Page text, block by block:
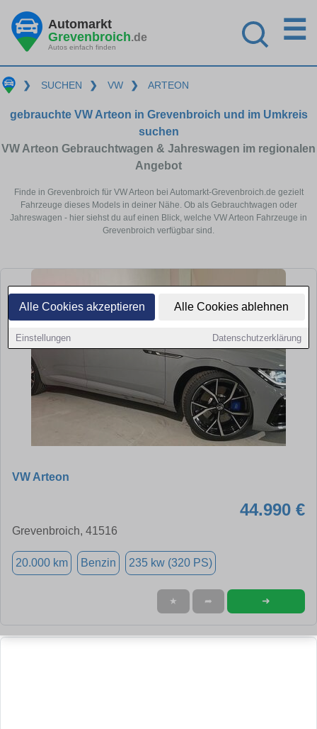
Alle Cookies akzeptieren Alle Cookies ablehnen
Einstellungen Datenschutzerklärung
Automarkt
Grevenbroich.de
Autos einfach finden
☰
❯ SUCHEN ❯ VW ❯ ARTEON
gebrauchte VW Arteon in Grevenbroich und im Umkreis
suchen
VW Arteon Gebrauchtwagen & Jahreswagen im regionalen
Angebot
Finde in Grevenbroich für VW Arteon bei Automarkt-Grevenbroich.de gezielt
Fahrzeuge dieses Models in deiner Nähe. Ob als Gebrauchtwagen oder
Jahreswagen - hier siehst du auf einen Blick, welche VW Arteon Fahrzeuge in
Grevenbroich verfügbar sind.
VW Arteon
44.990 €
Grevenbroich, 41516
20.000 km Benzin 235 kw (320 PS)
★ ➦ ➜